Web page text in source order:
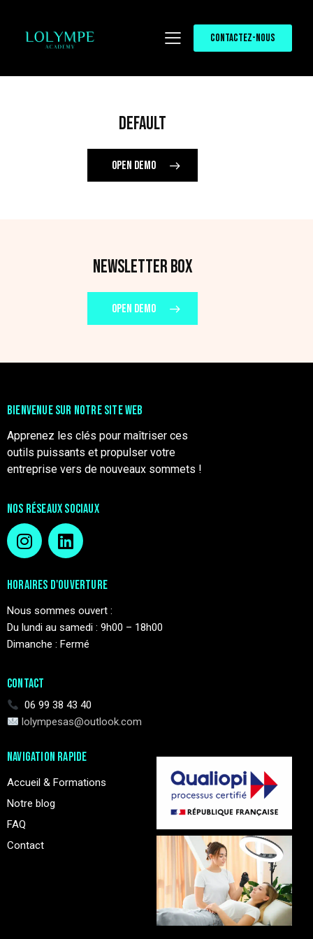
CONTACTEZ-NOUS
DEFAULT
OPEN DEMO
NEWSLETTER BOX
OPEN DEMO
BIENVENUE SUR NOTRE SITE WEB
Apprenez les clés pour maîtriser ces
outils puissants et propulser votre
entreprise vers de nouveaux sommets !
NOS RÉSEAUX SOCIAUX
HORAIRES D'OUVERTURE
Nous sommes ouvert :
Du lundi au samedi : 9h00 – 18h00
Dimanche : Fermé
CONTACT
06 99 38 43 40
lolympesas@outlook.com
NAVIGATION RAPIDE
Accueil & Formations
Notre blog
FAQ
Contact